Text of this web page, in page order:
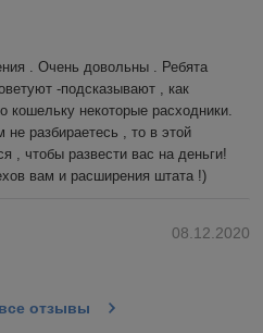
. Очень довольны . Ребята
-подсказывают , как
кошельку некоторые расходники.
разбираетесь , то в этой
, чтобы развести вас на деньги!
вам и расширения штата !)
08.12.2020
отзывы